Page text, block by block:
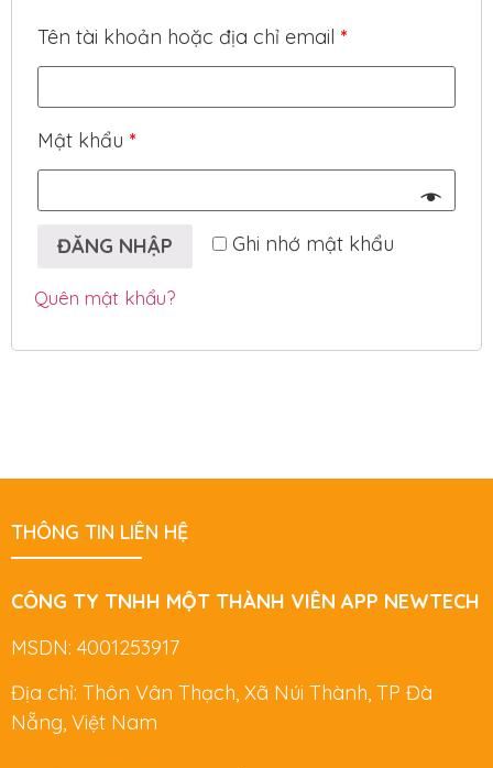
Tên tài khoản hoặc địa chỉ email *
Mật khẩu *
Ghi nhớ mật khẩu
ĐĂNG NHẬP
Quên mật khẩu?
THÔNG TIN LIÊN HỆ
CÔNG TY TNHH MỘT THÀNH VIÊN APP NEWTECH
MSDN: 4001253917
Địa chỉ: Thôn Vân Thạch, Xã Núi Thành, TP Đà
Nẵng, Việt Nam